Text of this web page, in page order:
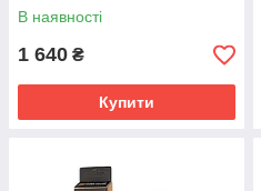
В наявності
1 640 ₴
Купити